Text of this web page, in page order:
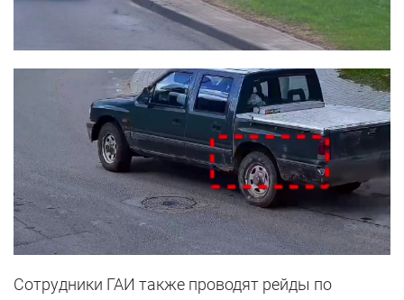
Сотрудники ГАИ также проводят рейды по